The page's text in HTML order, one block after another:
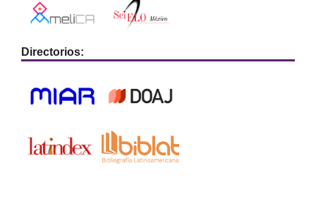
Directorios: